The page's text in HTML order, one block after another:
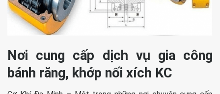
Nơi cung cấp dịch vụ gia công
bánh răng, khớp nối xích KC